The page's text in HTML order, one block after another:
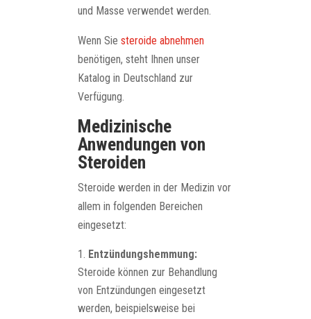
und Masse verwendet werden.
Wenn Sie steroide abnehmen
benötigen, steht Ihnen unser
Katalog in Deutschland zur
Verfügung.
Medizinische
Anwendungen von
Steroiden
Steroide werden in der Medizin vor
allem in folgenden Bereichen
eingesetzt:
Entzündungshemmung:
Steroide können zur Behandlung
von Entzündungen eingesetzt
werden, beispielsweise bei